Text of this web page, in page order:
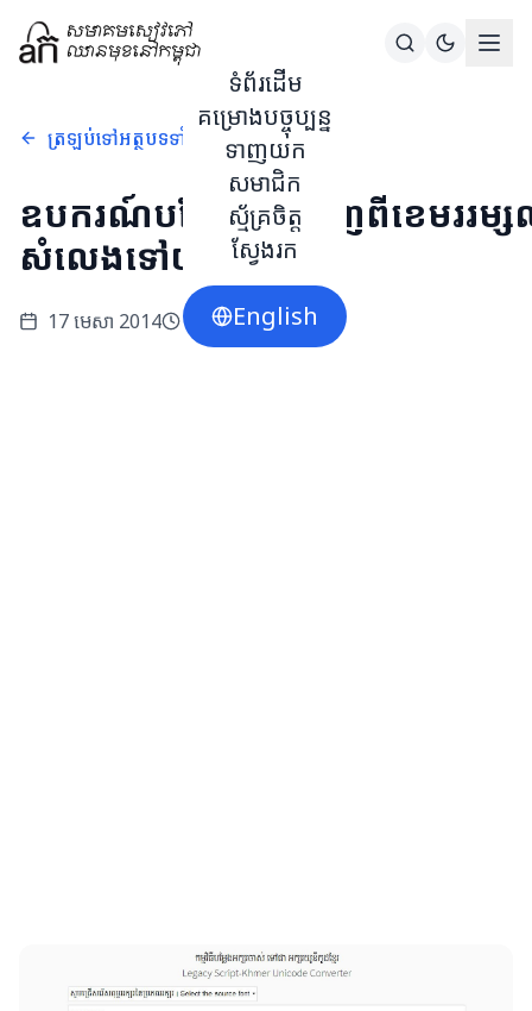
ទំព័រដើម
គម្រោងបច្ចុប្បន្ន
ទាញយក
សមាជិក
ស្ម័គ្រចិត្ត
ស្វែងរក
English
ត្រឡប់ទៅអត្ថបទទាំងអស់
ឧបករណ៍បម្លែងអនឡាញពីខេមររម្
សំលេងទៅយូនីកូដ
17 មេសា 2014 នាទីអាន